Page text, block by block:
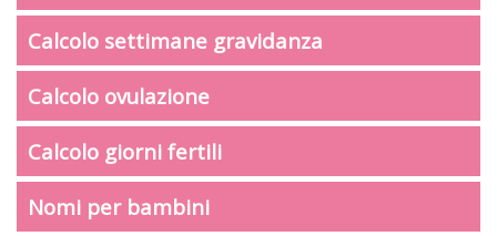
Calcolo settimane gravidanza
Calcolo ovulazione
Calcolo giorni fertili
Nomi per bambini